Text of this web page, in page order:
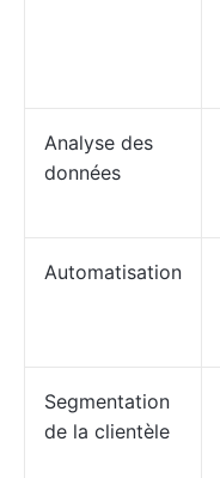
Analyse des
données
Automatisation
Segmentation
de la clientèle